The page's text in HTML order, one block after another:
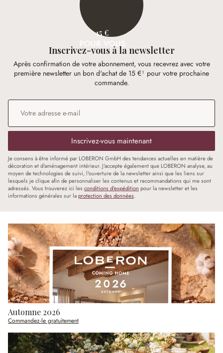
15 €
POUR VOUS
Inscrivez-vous à la newsletter
Après confirmation de votre abonnement, vous recevrez avec votre
première newsletter un bon d'achat de 15 €¹ pour votre prochaine
commande.
Adresse e-mail
Inscrivez-vous maintenant
Je consens à être informé par LOBERON GmbH des tendances actuelles en matière de
décoration et d'aménagement intérieur. J'accepte également que LOBERON analyse, au
moyen de technologies de suivi, l'ouverture de la newsletter ainsi que les liens sur
lesquels je clique afin de personnaliser les contenus et recommandations qui me sont
adressés. Vous trouverez ici les conditions d'expédition pour la newsletter et les
informations générales sur laprotection des données.
Automne 2026
Commandez-le gratuitement